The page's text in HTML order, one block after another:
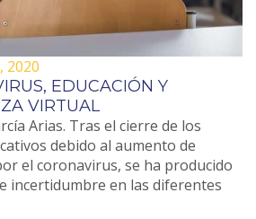
2020
EDUCACIÓN Y
VIRTUAL
Arias. Tras el cierre de los
debido al aumento de
el coronavirus, se ha producido
incertidumbre en las diferentes